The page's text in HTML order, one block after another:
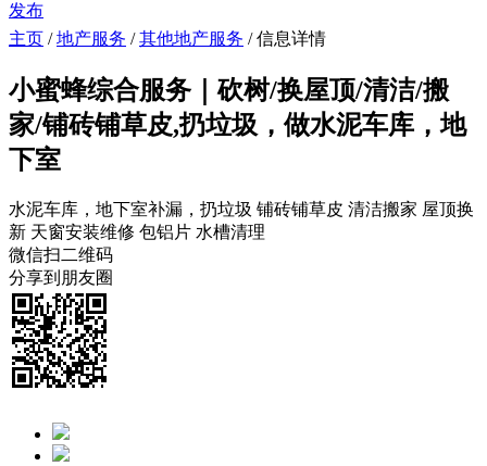
发布
主页 /地产服务 /其他地产服务 / 信息详情
小蜜蜂综合服务｜砍树/换屋顶/清洁/搬
家/铺砖铺草皮,扔垃圾，做水泥车库，地
下室
水泥车库，地下室补漏，扔垃圾 铺砖铺草皮 清洁搬家 屋顶换
新 天窗安装维修 包铝片 水槽清理
微信扫二维码
分享到朋友圈